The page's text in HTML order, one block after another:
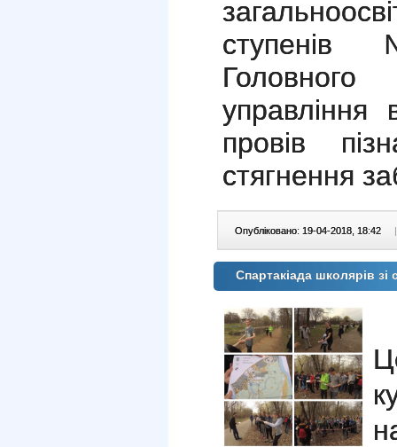
управління
провів
стягнення
Опубліковано: 19-04-2018, 18:42 |
Спартакіада школярів зі